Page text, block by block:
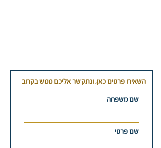
השאירו פרטים כאן, ונתקשר אליכם ממש בקרוב
שם משפחה
שם פרטי